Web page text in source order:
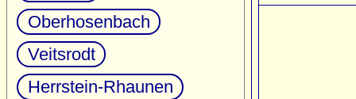
Oberhosenbach
Veitsrodt
Herrstein-Rhaunen